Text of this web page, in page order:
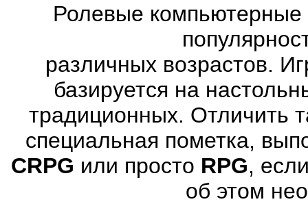
Ролевые компьютерные
различных возрастов.
базируется на
традиционных. Отличить
специальная пометка,
CRPG или просто RPG,
об этом